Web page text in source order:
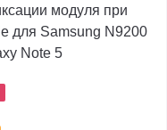
модуля при
для Samsung N9200
Note 5